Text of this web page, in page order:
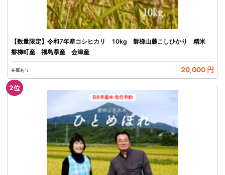
【数量限定】令和7年産コシヒカリ 10kg 磐梯山麓こしひかり 精米
磐梯町産 福島県産 会津産
在庫あり 20,000 円
2位